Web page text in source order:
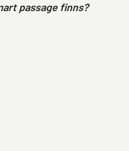
passage finns?